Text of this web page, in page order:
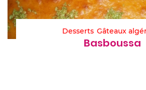
Desserts Gâteaux
Basboussa